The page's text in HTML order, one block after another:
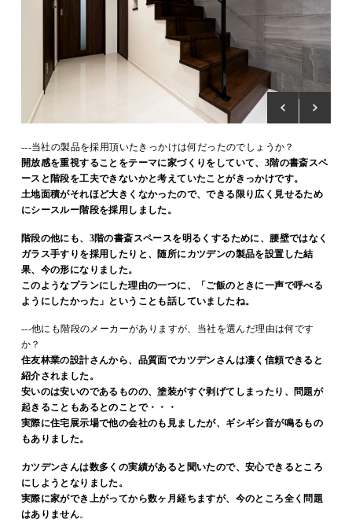
---当社の製品を採用頂いたきっかけは何だったのでしょうか？
開放感を重視することをテーマに家づくりをしていて、3階の書斎スペ
ースと階段を工夫できないかと考えていたことがきっかけです。
土地面積がそれほど大きくなかったので、できる限り広く見せるため
にシースルー階段を採用しました。
階段の他にも、3階の書斎スペースを明るくするために、腰壁ではなく
ガラス手すりを採用したりと、随所にカツデンの製品を設置した結
果、今の形になりました。
このようなプランにした理由の一つに、「ご飯のときに一声で呼べる
ようにしたかった」ということも話していましたね。
---他にも階段のメーカーがありますが、当社を選んだ理由は何です
か？
住友林業の設計さんから、品質面でカツデンさんは凄く信頼できると
紹介されました。
安いのは安いのであるものの、塗装がすぐ剥げてしまったり、問題が
起きることもあるとのことで・・・
実際に住宅展示場で他の会社のも見ましたが、ギシギシ音が鳴るもの
もありました。
カツデンさんは数多くの実績があると聞いたので、安心できるところ
にしようとなりました。
実際に家ができ上がってから数ヶ月経ちますが、今のところ全く問題
はありません。